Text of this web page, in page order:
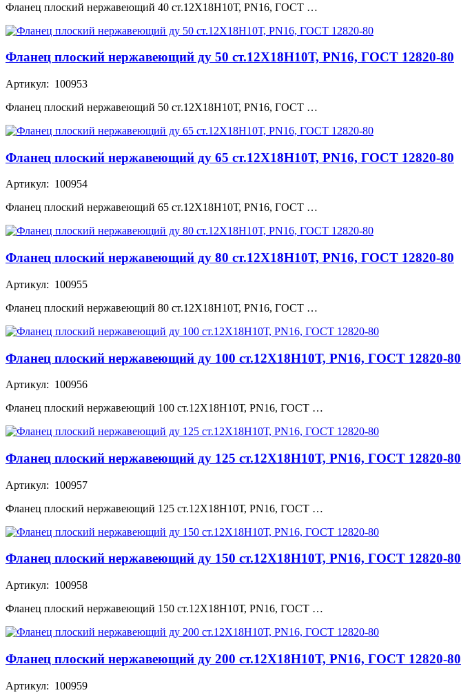
Фланец плоский нержавеющий 40 ст.12Х18Н10Т, PN16, ГОСТ …
Фланец плоский нержавеющий ду 50 ст.12Х18Н10Т, PN16, ГОСТ 12820-80
Артикул: 100953
Фланец плоский нержавеющий 50 ст.12Х18Н10Т, PN16, ГОСТ …
Фланец плоский нержавеющий ду 65 ст.12Х18Н10Т, PN16, ГОСТ 12820-80
Артикул: 100954
Фланец плоский нержавеющий 65 ст.12Х18Н10Т, PN16, ГОСТ …
Фланец плоский нержавеющий ду 80 ст.12Х18Н10Т, PN16, ГОСТ 12820-80
Артикул: 100955
Фланец плоский нержавеющий 80 ст.12Х18Н10Т, PN16, ГОСТ …
Фланец плоский нержавеющий ду 100 ст.12Х18Н10Т, PN16, ГОСТ 12820-80
Артикул: 100956
Фланец плоский нержавеющий 100 ст.12Х18Н10Т, PN16, ГОСТ …
Фланец плоский нержавеющий ду 125 ст.12Х18Н10Т, PN16, ГОСТ 12820-80
Артикул: 100957
Фланец плоский нержавеющий 125 ст.12Х18Н10Т, PN16, ГОСТ …
Фланец плоский нержавеющий ду 150 ст.12Х18Н10Т, PN16, ГОСТ 12820-80
Артикул: 100958
Фланец плоский нержавеющий 150 ст.12Х18Н10Т, PN16, ГОСТ …
Фланец плоский нержавеющий ду 200 ст.12Х18Н10Т, PN16, ГОСТ 12820-80
Артикул: 100959